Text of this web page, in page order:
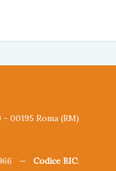
00195 Roma (RM)
966 — Codice BIC: